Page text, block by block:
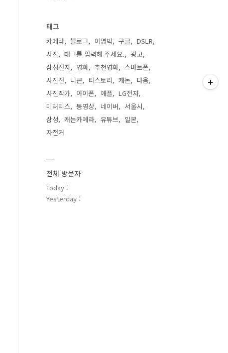
태그
카메라 블로그 이명박 구글
DSLR
사진
태그를 입력해 주세요.
광고
삼성전자
영화 추천영화
스마트폰
사진전
니콘 티스토리 캐논
다음
사진작가
아이폰 애플
LG전자
미러리스
동영상 네이버
서울시
삼성
캐논카메라 유튜브
일본
자전거
전체 방문자
Today :
Yesterday :